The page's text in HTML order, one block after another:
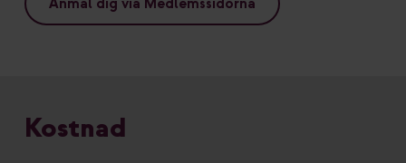
Anmäl dig via Medlemssidorna
Kostnad